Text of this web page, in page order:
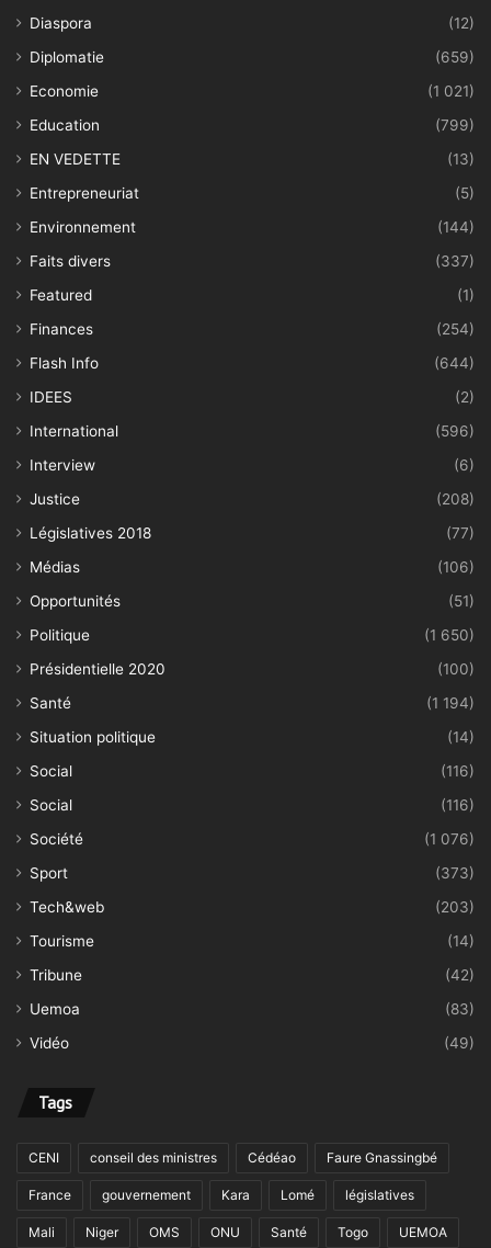
Diaspora
(12)
Diplomatie
(659)
Economie
(1 021)
Education
(799)
EN VEDETTE
(13)
Entrepreneuriat
(5)
Environnement
(144)
Faits divers
(337)
Featured
(1)
Finances
(254)
Flash Info
(644)
IDEES
(2)
International
(596)
Interview
(6)
Justice
(208)
Législatives 2018
(77)
Médias
(106)
Opportunités
(51)
Politique
(1 650)
Présidentielle 2020
(100)
Santé
(1 194)
Situation politique
(14)
Social
(116)
Social
(116)
Société
(1 076)
Sport
(373)
Tech&web
(203)
Tourisme
(14)
Tribune
(42)
Uemoa
(83)
Vidéo
(49)
Tags
CENI conseil des ministres Cédéao Faure Gnassingbé
France gouvernement Kara Lomé législatives
Mali Niger OMS ONU Santé Togo UEMOA